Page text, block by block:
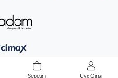
Sepetim Üye Girişi